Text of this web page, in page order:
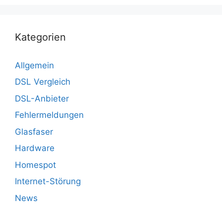
Kategorien
Allgemein
DSL Vergleich
DSL-Anbieter
Fehlermeldungen
Glasfaser
Hardware
Homespot
Internet-Störung
News